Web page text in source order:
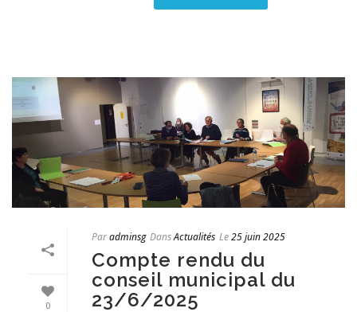
0
Paradminsg DansActualités Le25 juin 2025
Compte rendu du
conseil municipal du
23/6/2025